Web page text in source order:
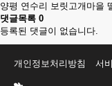
양평 연수리 보릿고개마을
댓글목록 0
등록된 댓글이 없습니다.
개인정보처리방침 서